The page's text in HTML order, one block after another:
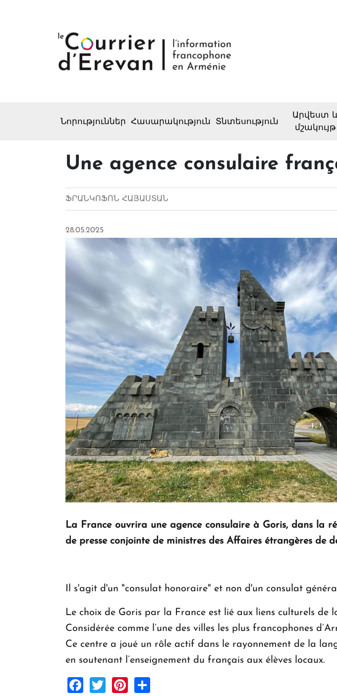
Նորություններ Հասարակություն Տնտեսություն
Արվեստ
մշակույթ
Une agence consulaire
ՖՐԱՆԿՈՖՈՆ ՀԱՅԱՍՏԱՆ
28.05.2025
La France ouvrira une agence consulaire à Goris, dans la
de presse conjointe de ministres des Affaires étrangères de
Il s'agit d'un "consulat honoraire" et non d'un consulat
Le choix de Goris par la France est lié aux liens culturels
Considérée comme l’une des villes les plus francophones
Ce centre a joué un rôle actif dans le rayonnement de la
en soutenant l’enseignement du français aux élèves locaux.
Facebook
TwitterPinterest